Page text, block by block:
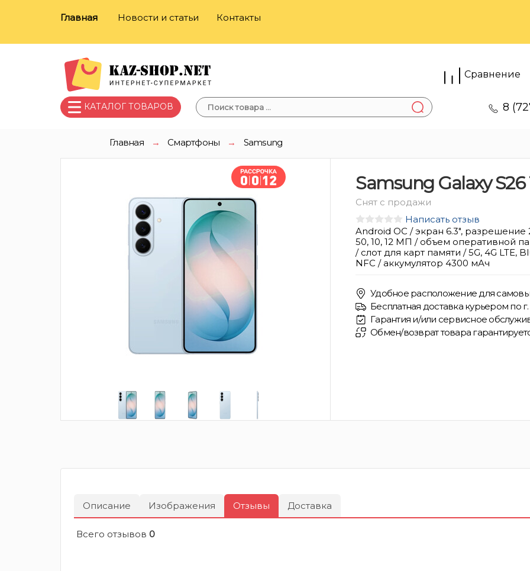
Главная Новости и статьи Контакты
Сравнение
КАТАЛОГ ТОВАРОВ 8
Главная → Смартфоны → Samsung
Samsung Galaxy S26
Снят с продажи
Написать отзыв
Android ОС / экран 6.3", разрешение
50, 10, 12 МП / объем оперативной
/ слот для карт памяти / 5G, 4G LTE,
NFC / аккумулятор 4300 мАч
Удобное расположение для
Бесплатная доставка курьером по
Гарантия и/или сервисное
Обмен/возврат товара
Описание Изображения Отзывы Доставка
Всего отзывов 0